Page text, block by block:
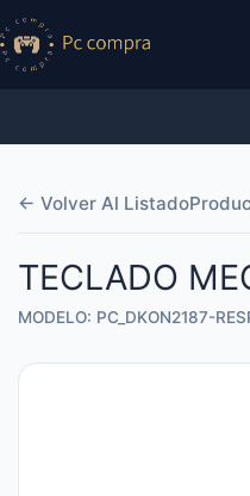
← Volver Al Listado
TECLADO
MODELO: PC_DKON2187-